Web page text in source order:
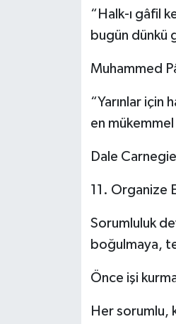
“Halk-ı gâfil
bugün dünkü
Muhammed
“Yarınlar için
en
Dale Carnegie
11. Organize
Sorumluluk
boğulmaya,
Önce işi
Her sorumlu,